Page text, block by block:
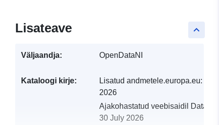
keyboard_arrow_up
Lisateave
Väljaandja: OpenDataNI
Kataloogi kirje: Lisatud andmetele.europa.eu:
2026
Ajakohastatud veebisaidil
30 July 2026